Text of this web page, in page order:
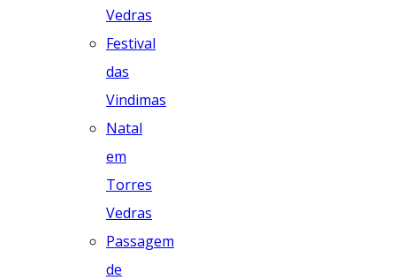
Vedras
Festival
das
Vindimas
Natal
em
Torres
Vedras
Passagem
de